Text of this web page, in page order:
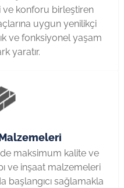
ve kon­foru birleştiren
uygun yenilikçi
ve fonksiyonel yaşam
yaratır.
maksi­mum kalite ve
ve inşaat malzemeleri
başlangıcı sağlamakla